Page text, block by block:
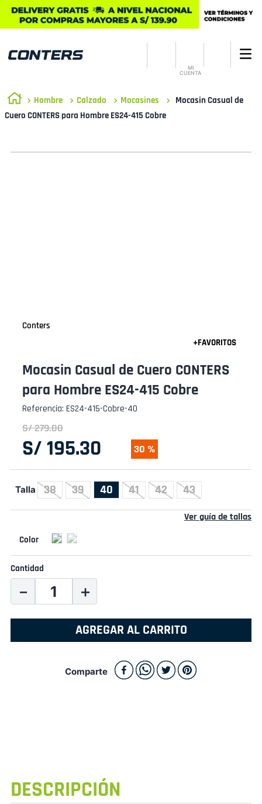
MI
CUENTA
Hombre Calzado Mocasines
Mocasin Casual de
Cuero CONTERS para Hombre ES24-415 Cobre
Conters
Mocasin Casual de Cuero CONTERS
para Hombre ES24-415 Cobre
Referencia: ES24-415-Cobre-40
S/279.00
S/ 195.30 30 %
Talla 38 39 40 41 42 43
Ver guía de tallas
Cantidad
＋
－
AGREGAR AL CARRITO
Comparte
DESCRIPCIÓN